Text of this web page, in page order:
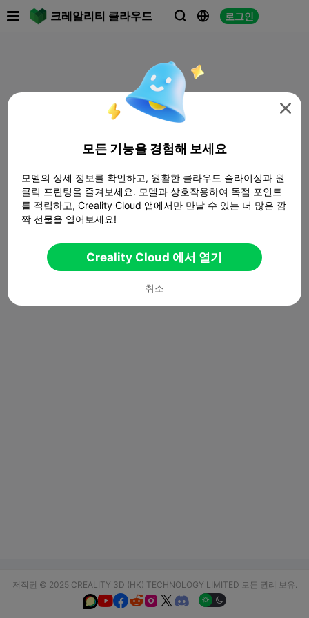
크레알리티 클라우드   로그인
저작권 © 2025 CREALITY 3D (HK) TECHNOLOGY LIMITED 모든 권리 보유.
  

모든 기능을 경험해 보세요
모델의 상세 정보를 확인하고, 원활한 클라우드 슬라이싱과 원
클릭 프린팅을 즐겨보세요. 모델과 상호작용하여 독점 포인트
를 적립하고, Creality Cloud 앱에서만 만날 수 있는 더 많은 깜
짝 선물을 열어보세요!
Creality Cloud 에서 열기
취소